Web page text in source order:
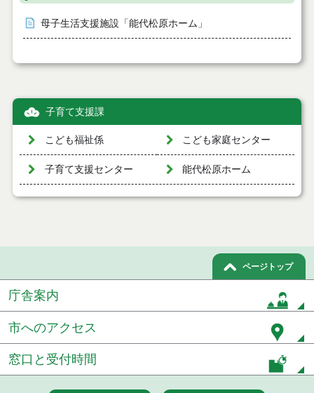
母子生活支援施設「能代松原ホーム」
子育て支援課
こども福祉係 こども家庭センター
子育て支援センター 能代松原ホーム
ページトップ
庁舎案内
市へのアクセス
窓口と受付時間